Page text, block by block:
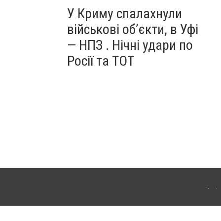
У Криму спалахнули
військові об’єкти, в Уфі
— НПЗ . Нічні удари по
Росії та ТОТ